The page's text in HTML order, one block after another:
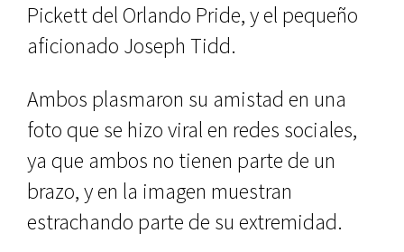
Pickett del Orlando Pride, y el pequeño
aficionado Joseph Tidd.
Ambos plasmaron su amistad en una
foto que se hizo viral en redes sociales,
ya que ambos no tienen parte de un
brazo, y en la imagen muestran
estrachando parte de su extremidad.